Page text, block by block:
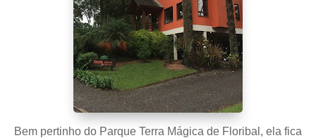
Bem pertinho do Parque Terra Mágica de Floribal, ela fica